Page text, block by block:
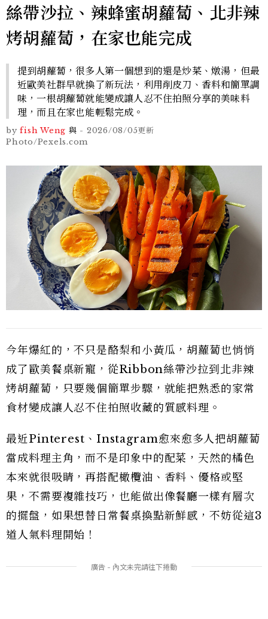
絲帶沙拉、辣蜂蜜胡蘿蔔、北非辣
烤胡蘿蔔，在家也能完成
提到胡蘿蔔，很多人第一個想到的還是炒菜、燉湯，但最
近歐美社群早就換了新玩法，利用削皮刀、香料和簡單調
味，一根胡蘿蔔就能變成讓人忍不住拍照分享的美味料
理，而且在家也能輕鬆完成。
by fish Weng 與 - 2026/08/05更新
Photo/Pexels.com
今年爆紅的，不只是酪梨和小黃瓜，胡蘿蔔也悄悄
成了歐美餐桌新寵，從Ribbon絲帶沙拉到北非辣
烤胡蘿蔔，只要幾個簡單步驟，就能把熟悉的家常
食材變成讓人忍不住拍照收藏的質感料理。
最近Pinterest、Instagram愈來愈多人把胡蘿蔔
當成料理主角，而不是印象中的配菜，天然的橘色
本來就很吸睛，再搭配橄欖油、香料、優格或堅
果，不需要複雜技巧，也能做出像餐廳一樣有層次
的擺盤，如果想替日常餐桌換點新鮮感，不妨從這3
道人氣料理開始！